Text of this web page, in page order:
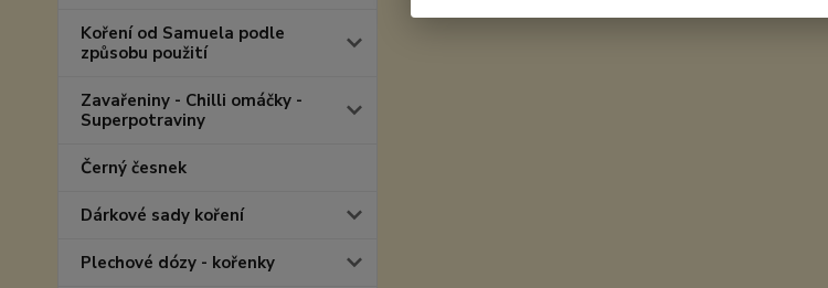
Koření od Samuela podle
způsobu použití
Zavařeniny - Chilli omáčky -
Superpotraviny
Černý česnek
Dárkové sady koření
Plechové dózy - kořenky